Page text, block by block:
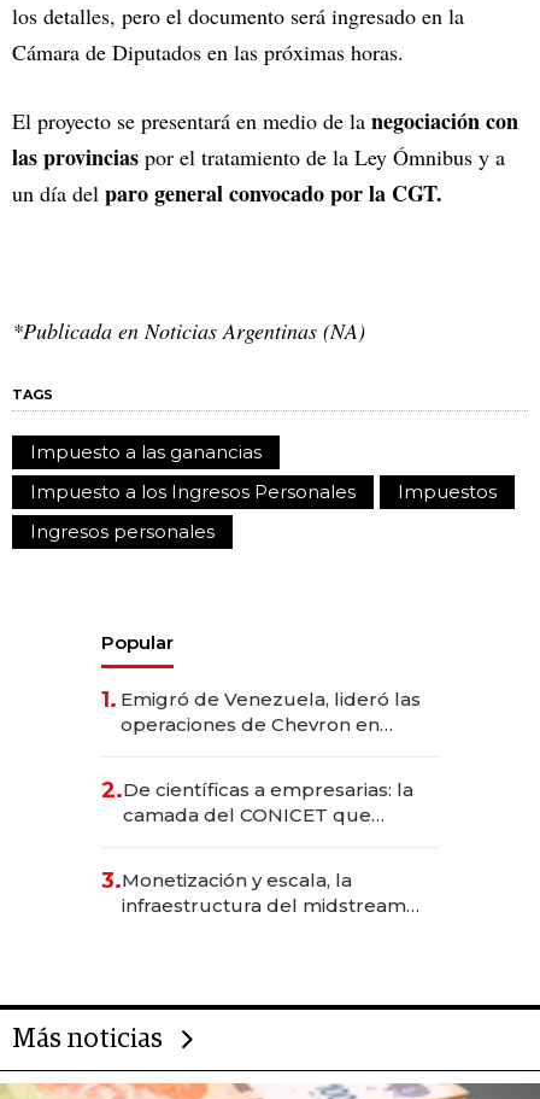
los detalles, pero el documento será ingresado en la
Cámara de Diputados en las próximas horas.
El proyecto se presentará en medio de la negociación con
las provincias por el tratamiento de la Ley Ómnibus y a
un día del paro general convocado por la CGT.
*Publicada en Noticias Argentinas (NA)
TAGS
Impuesto a las ganancias
Impuesto a los Ingresos Personales
Impuestos
Ingresos personales
Popular
1. Emigró de Venezuela, lideró las
operaciones de Chevron en
2.De científicas a empresarias: la
camada del CONICET que
3.Monetización y escala, la
infraestructura del midstream
Más noticias